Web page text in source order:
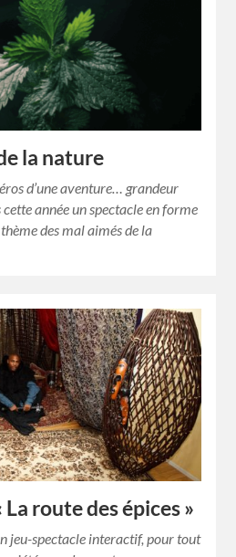
la nature
d’une aventure… grandeur
année un spectacle en forme
thème des mal aimés de la
route des épices »
jeu-spectacle interactif, pour tout